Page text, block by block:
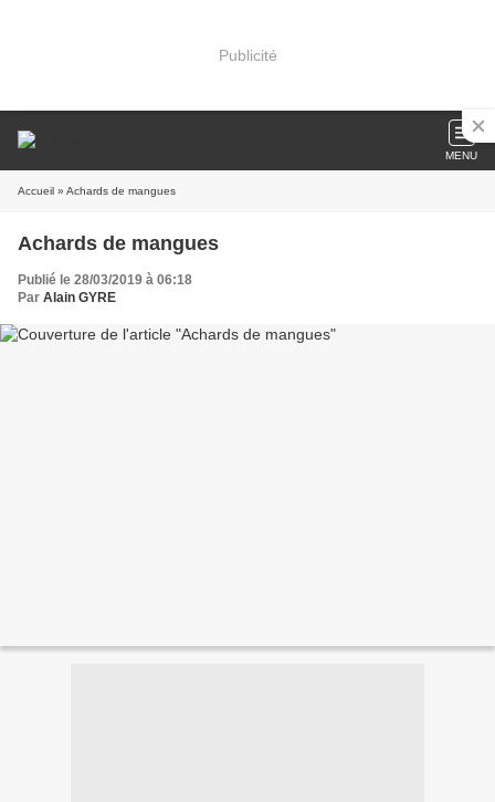
Publicité
MENU
Accueil » Achards de mangues
Achards de mangues
Publié le 28/03/2019 à 06:18
Par Alain GYRE